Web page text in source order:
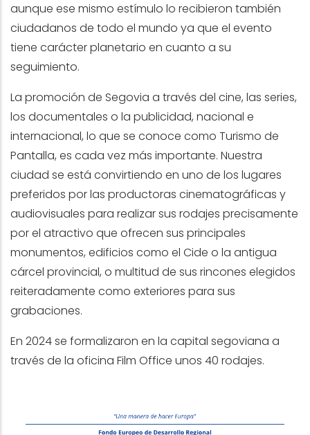
aunque ese mismo estímulo lo recibieron también
ciudadanos de todo el mundo ya que el evento
tiene carácter planetario en cuanto a su
seguimiento.
La promoción de Segovia a través del cine, las series,
los documentales o la publicidad, nacional e
internacional, lo que se conoce como Turismo de
Pantalla, es cada vez más importante. Nuestra
ciudad se está convirtiendo en uno de los lugares
preferidos por las productoras cinematográficas y
audiovisuales para realizar sus rodajes precisamente
por el atractivo que ofrecen sus principales
monumentos, edificios como el Cide o la antigua
cárcel provincial, o multitud de sus rincones elegidos
reiteradamente como exteriores para sus
grabaciones.
En 2024 se formalizaron en la capital segoviana a
través de la oficina Film Office unos 40 rodajes.